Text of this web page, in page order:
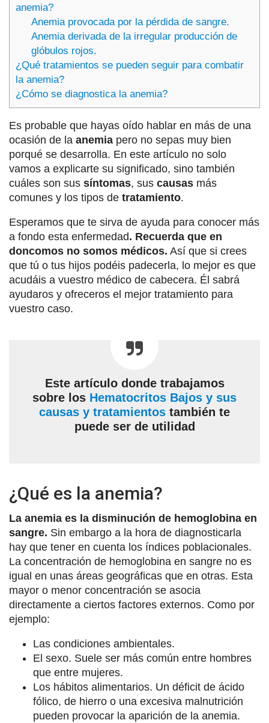
anemia?
Anemia provocada por la pérdida de sangre.
Anemia derivada de la irregular producción de
glóbulos rojos.
¿Qué tratamientos se pueden seguir para combatir
la anemia?
¿Cómo se diagnostica la anemia?
Es probable que hayas oído hablar en más de una
ocasión de la anemia pero no sepas muy bien
porqué se desarrolla. En este artículo no solo
vamos a explicarte su significado, sino también
cuáles son sus síntomas, sus causas más
comunes y los tipos de tratamiento.
Esperamos que te sirva de ayuda para conocer más
a fondo esta enfermedad. Recuerda que en
doncomos no somos médicos. Así que si crees
que tú o tus hijos podéis padecerla, lo mejor es que
acudáis a vuestro médico de cabecera. Él sabrá
ayudaros y ofreceros el mejor tratamiento para
vuestro caso.
Este artículo donde trabajamos
sobre los Hematocritos Bajos y sus
causas y tratamientos también te
puede ser de utilidad
¿Qué es la anemia?
La anemia es la disminución de hemoglobina en
sangre. Sin embargo a la hora de diagnosticarla
hay que tener en cuenta los índices poblacionales.
La concentración de hemoglobina en sangre no es
igual en unas áreas geográficas que en otras. Esta
mayor o menor concentración se asocia
directamente a ciertos factores externos. Como por
ejemplo:
Las condiciones ambientales.
El sexo. Suele ser más común entre hombres
que entre mujeres.
Los hábitos alimentarios. Un déficit de ácido
fólico, de hierro o una excesiva malnutrición
pueden provocar la aparición de la anemia.